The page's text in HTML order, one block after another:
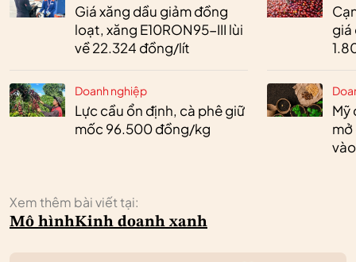
Giá xăng dầu giảm đồng
loạt, xăng E10RON95-III lùi
về 22.324 đồng/lít
Doanh nghiệp
Lực cầu ổn định, cà phê giữ
mốc 96.500 đồng/kg
giá
Mỹ
Xem thêm bài viết tại:
Mô hìnhKinh doanh xanh